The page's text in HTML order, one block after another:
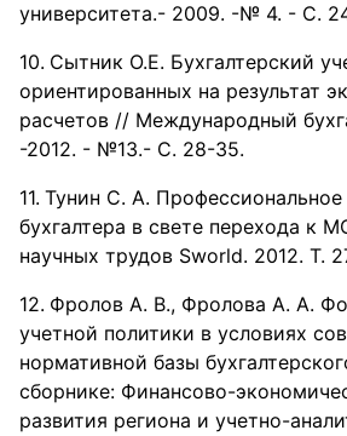
университета.- 2009. -№ 4. - С.
Сытник О.Е. Бухгалтерский
ориентированных на результат
расчетов // Международный
-2012. - №13.- С. 28-35.
Тунин С. А.
бухгалтера в свете перехода к
научных трудов Sworld. 2012. Т.
Фролов А. В., Фролова А. А.
учетной политики в условиях
нормативной базы
сборнике: Финансово-
развития региона и учетно-